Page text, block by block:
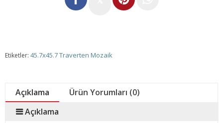
Etiketler: 45.7x45.7 Traverten Mozaik
Açıklama
Ürün Yorumları (0)
Açıklama